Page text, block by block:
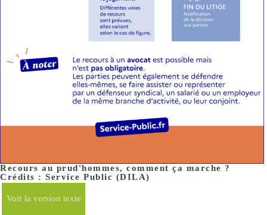
Recours au prud'hommes, comment ça marche ?
Crédits : Service Public (DILA)
Voir la version texte